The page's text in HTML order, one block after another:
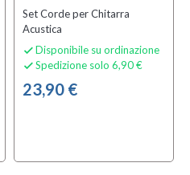
Set Corde per Chitarra
Acustica
 Disponibile su ordinazione
 Spedizione solo 6,90 €
23,90 €